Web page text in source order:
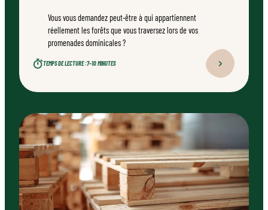
Vous vous demandez peut-être à qui appartiennent
réellement les forêts que vous traversez lors de vos
promenades dominicales ?
TEMPS DE LECTURE :7–10 MINUTES